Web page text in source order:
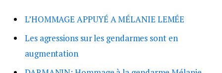
L’HOMMAGE APPUYÉ A MÉLANIE LEMÉE
Les agressions sur les gendarmes sont en
augmentation